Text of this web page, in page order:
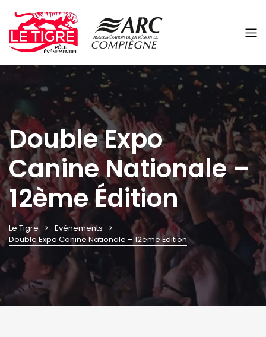
Double Expo
Canine Nationale –
12ème Édition
Le Tigre
Evénements
Double Expo Canine Nationale – 12ème Édition